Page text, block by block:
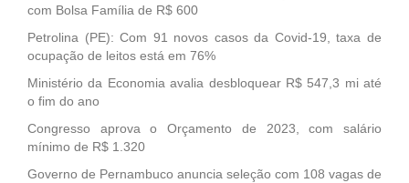
com Bolsa Família de R$ 600
Petrolina (PE): Com 91 novos casos da Covid-19, taxa de
ocupação de leitos está em 76%
Ministério da Economia avalia desbloquear R$ 547,3 mi até
o fim do ano
Congresso aprova o Orçamento de 2023, com salário
mínimo de R$ 1.320
Governo de Pernambuco anuncia seleção com 108 vagas de